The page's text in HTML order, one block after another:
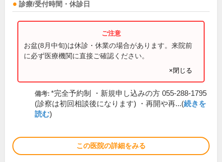
診療/受付時間・休診日
お盆(8月中旬)は休診・休業の場合があります。来院前
に必ず医療機関に直接ご確認ください。
×閉じる
備考: *完全予約制 ・新規申し込みの方 055-288-1795
(診察は初回相談後になります) ・再開や再...(続きを
読む)
この医院の詳細をみる